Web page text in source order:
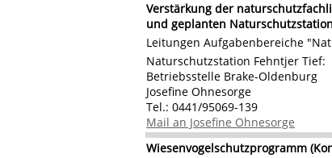
Verstärkung der
und geplanten
Leitungen Aufgabenbereiche
Naturschutzstation Fehntjer Tief:
Betriebsstelle Brake-Oldenburg
Josefine Ohnesorge
Tel.: 0441/95069-139
Mail an Josefine Ohnesorge
Wiesenvogelschutzprogramm